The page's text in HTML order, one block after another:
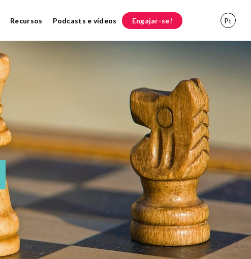
Recursos Podcasts e vídeos Engajar-se! Pt